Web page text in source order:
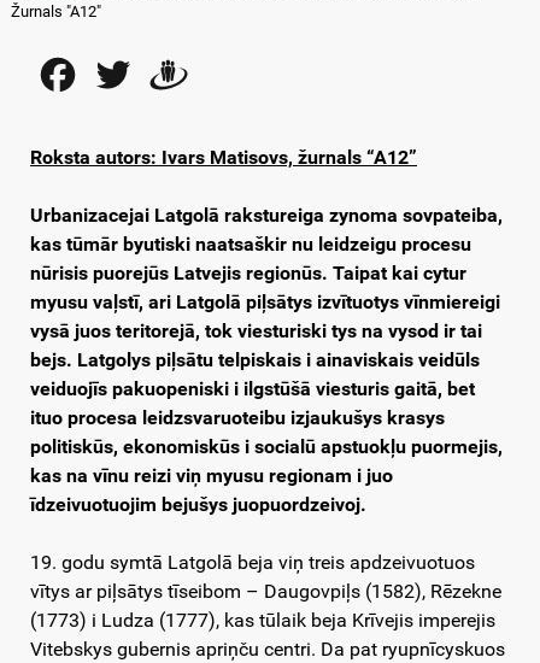
Žurnals "A12"
FacebookTwitter
Roksta autors: Ivars Matisovs, žurnals “A12”
Urbanizacejai Latgolā rakstureiga zynoma sovpateiba,
kas tūmār byutiski naatsaškir nu leidzeigu procesu
nūrisis puorejūs Latvejis regionūs. Taipat kai cytur
myusu vaļstī, ari Latgolā piļsātys izvītuotys vīnmiereigi
vysā juos teritorejā, tok viesturiski tys na vysod ir tai
bejs. Latgolys piļsātu telpiskais i ainaviskais veidūls
veiduojīs pakuopeniski i ilgstūšā viesturis gaitā, bet
ituo procesa leidzsvaruoteibu izjaukušys krasys
politiskūs, ekonomiskūs i socialū apstuokļu puormejis,
kas na vīnu reizi viņ myusu regionam i juo
īdzeivuotuojim bejušys juopuordzeivoj.
19. godu symtā Latgolā beja viņ treis apdzeivuotuos
vītys ar piļsātys tīseibom – Daugovpiļs (1582), Rēzekne
(1773) i Ludza (1777), kas tūlaik beja Krīvejis imperejis
Vitebskys gubernis apriņču centri. Da pat ryupnīcyskuos